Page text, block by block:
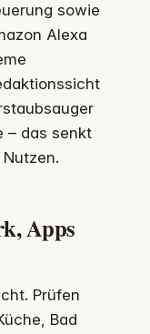
sowie
Alexa
– das senkt
Apps
Prüfen
Bad